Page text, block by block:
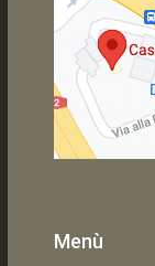
Menù